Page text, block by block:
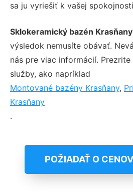
sa ju vyriešiť k vašej
Sklokeramický bazén Krasňany
výsledok nemusíte obávať.
nás pre viac informácií.
služby, ako napríklad
Montované bazény Krasňany,
Krasňany
.
POŽIADAŤ O